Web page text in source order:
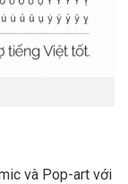
và Pop-art với